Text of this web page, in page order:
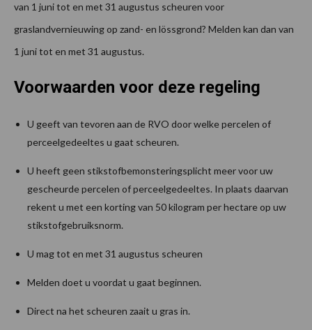
van 1 juni tot en met 31 augustus scheuren voor
graslandvernieuwing op zand- en lössgrond? Melden kan dan van
1 juni tot en met 31 augustus.
Voorwaarden voor deze regeling
U geeft van tevoren aan de RVO door welke percelen of
perceelgedeeltes u gaat scheuren.
U heeft geen stikstofbemonsteringsplicht meer voor uw
gescheurde percelen of perceelgedeeltes. In plaats daarvan
rekent u met een korting van 50 kilogram per hectare op uw
stikstofgebruiksnorm.
U mag tot en met 31 augustus scheuren
Melden doet u voordat u gaat beginnen.
Direct na het scheuren zaait u gras in.